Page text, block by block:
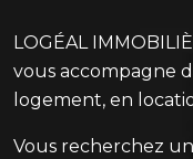
LOGÉAL
vous accompagne
logement, en
Vous recherchez